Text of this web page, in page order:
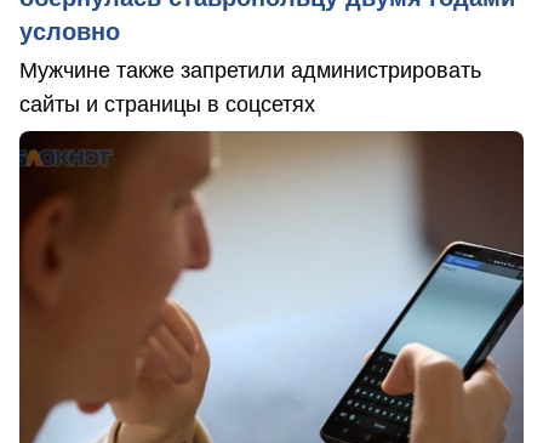
условно
Мужчине также запретили администрировать
сайты и страницы в соцсетях